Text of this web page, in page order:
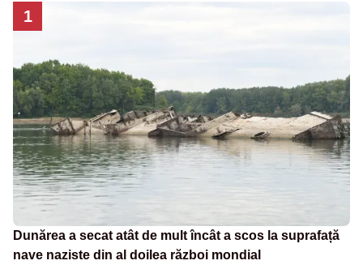
1
Dunărea a secat atât de mult încât a scos la suprafață
nave naziste din al doilea război mondial